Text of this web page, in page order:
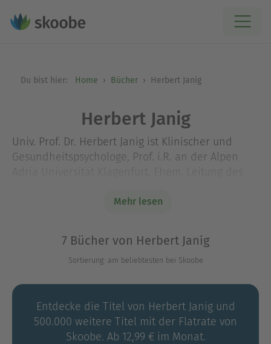
Du bist hier: Home Bücher Herbert Janig
Herbert Janig
Univ. Prof. Dr. Herbert Janig ist Klinischer und
Gesundheitspsychologe, Prof. i.R. an der Alpen
FH Kärnten. Arbeitsschwerpunkte
Mehr lesen
7 Bücher von Herbert Janig
Sortierung: am beliebtesten bei Skoobe
Entdecke die Titel von Herbert Janig und
500.000 weitere Titel mit der Flatrate von
Skoobe. Ab 12,99 € im Monat.